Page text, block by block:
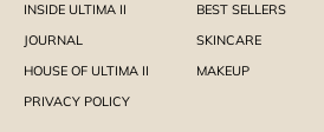
INSIDE ULTIMA II
JOURNAL
HOUSE OF ULTIMA II
PRIVACY POLICY
BEST SELLERS
SKINCARE
MAKEUP